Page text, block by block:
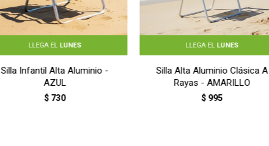
LLEGA EL LUNES
Silla Infantil Alta Aluminio -
AZUL
$ 730
LLEGA EL LUNES
Silla Alta Aluminio Clásica A
Rayas - AMARILLO
$ 995